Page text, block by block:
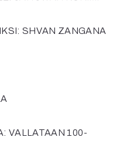
SHVAN ZANGANA
VALLATAAN 100-